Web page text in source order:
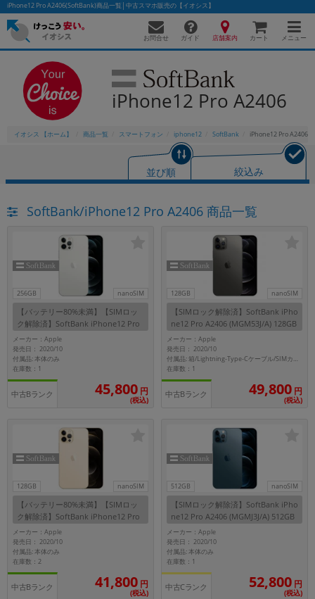
iPhone12 Pro A2406(SoftBank)商品一覧│中古スマホ販売の【イオシス】
お問合せ ガイド 店舗案内 カート メニュー
iPhone12 Pro A2406
イオシス 【ホーム】 商品一覧 スマートフォン iphone12 SoftBank iPhone12 Pro A2406
並び順 絞込み
SoftBank/iPhone12 Pro A2406 商品一覧
256GB nanoSIM
【バッテリー80%未満】【SIMロッ
ク解除済】SoftBank iPhone12 Pro
A2406 (MGMA3J/A) 256GB シルバー
メーカー：Apple
発売日： 2020/10
付属品: 本体のみ
在庫数：1
中古Bランク 45,800 円
(税込)
128GB nanoSIM
【SIMロック解除済】SoftBank iPho
ne12 Pro A2406 (MGM53J/A) 128GB
グラファイト
メーカー：Apple
発売日： 2020/10
付属品: 箱/Lightning-Type-Cケーブル/SIMカードツール/マニュアル
在庫数：1
中古Bランク 49,800 円
(税込)
128GB nanoSIM
【バッテリー80%未満】【SIMロッ
ク解除済】SoftBank iPhone12 Pro
A2406 (MGM73J/A) 128GB ゴールド
メーカー：Apple
発売日： 2020/10
付属品: 本体のみ
在庫数：2
中古Bランク 41,800 円
(税込)
512GB nanoSIM
【SIMロック解除済】SoftBank iPho
ne12 Pro A2406 (MGMJ3J/A) 512GB
パシフィックブルー
メーカー：Apple
発売日： 2020/10
付属品: 本体のみ
在庫数：1
中古Cランク 52,800 円
(税込)
かんたんパソコン検索に切り替える
人気の検索ワード：Let's noteEliteBook MacBook
カテゴリー
「スマートフォン」「タブレット」など
シリーズ
「iPhone」「Xperia」「Galaxy」など
メーカー
製造、販売メーカーの絞り込み
「Apple」「SONY」「SHARP」など
機能・特徴
ドライブの絞り込み
ランク
商品状態の絞り込み
「新品」「未使用」「中古」など
CPU
CPUの絞り込み